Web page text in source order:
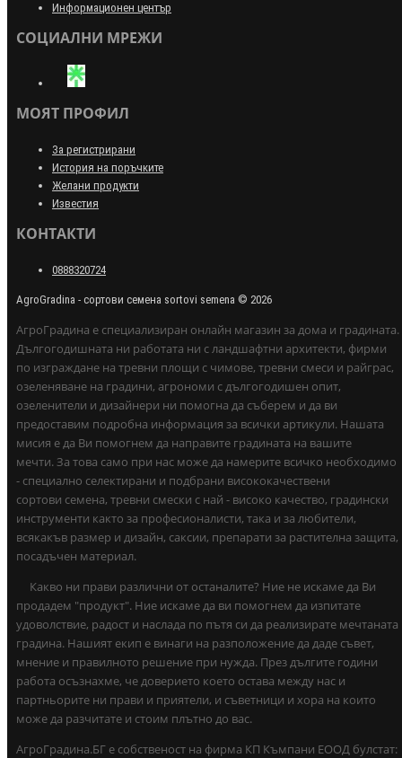
Информационен център
СОЦИАЛНИ МРЕЖИ
МОЯТ ПРОФИЛ
За регистрирани
История на поръчките
Желани продукти
Известия
КОНТАКТИ
0888320724
AgroGradina - сортови семена sortovi semena © 2026
АгроГрадина е специализиран онлайн магазин за дома и градината.
Дългогодишната ни работата ни с ландшафтни архитекти, фирми
по изграждане на тревни площи с чимове, тревни смеси и райграс,
озеленяване на градини, агрономи с дългогодишен опит,
озеленители и дизайнери ни помогна да съберем и да ви
предоставим подробна информация за всички артикули. Нашата
мисия е да Ви помогнем да направите градината на вашите
мечти. За това само при нас може да намерите всичко необходимо
- специално селектирани и подбрани висококачествени
сортови семена, тревни смески с най - високо качество, градински
инструменти както за професионалисти, така и за любители,
всякакъв размер и дизайн, саксии, препарати за растителна защита,
посадъчен материал.
Какво ни прави различни от останалите? Ние не искаме да Ви
продадем "продукт". Ние искаме да ви помогнем да изпитате
удоволствие, радост и наслада по пътя си да реализирате мечтаната
градина. Нашият екип е винаги на разположение да даде съвет,
мнение и правилното решение при нужда. През дългите години
работа осъзнахме, че доверието което остава между нас и
партньорите ни прави и приятели, и съветници и хора на които
може да разчитате и стоим плътно до вас.
АгроГрадина.БГ е собственост на фирма КП Къмпани ЕООД булстат: